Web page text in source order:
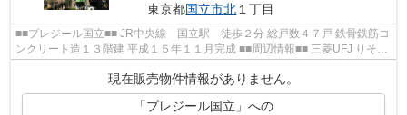
東京都国立市北 １丁目
■■プレジール国立■■ JR中央線 国立駅 徒歩２分 総戸数４７戸 鉄骨鉄筋コ
ンクリート造１３階建 平成１５年１１月完成 ■■周辺情報■■ 三菱UFJ りそな
銀行 紀伊国屋 ツルハドラック
現在販売物件情報がありません。
「プレジール国立」への